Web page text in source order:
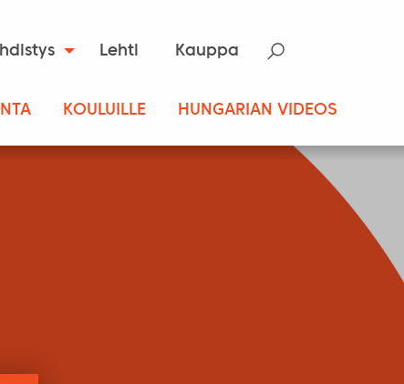
Lehti Kauppa
KOULUILLE HUNGARIAN VIDEOS